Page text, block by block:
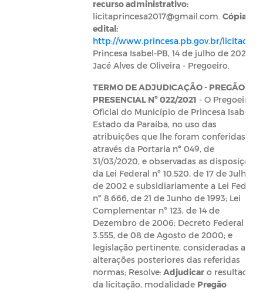
recurso administrativo:
licitaprincesa2017@gmail.com. Cópia do
edital:
http://www.princesa.pb.gov.br/licitacoes
Princesa Isabel-PB, 14 de julho de 2021.
Jacé Alves de Oliveira - Pregoeiro.
TERMO DE ADJUDICAÇÃO - PREGÃO
PRESENCIAL Nº 022/2021 - O Pregoeiro
Oficial do Município de Princesa Isabel,
Estado da Paraíba, no uso das
atribuições que lhe foram conferidas
através da Portaria nº 049, de
31/03/2020, e observadas as disposições
da Lei Federal nº 10.520, de 17 de Julho
de 2002 e subsidiariamente a Lei Federal
nº 8.666, de 21 de Junho de 1993; Lei
Complementar nº 123, de 14 de
Dezembro de 2006; Decreto Federal nº
3.555, de 08 de Agosto de 2000; e
legislação pertinente, consideradas as
alterações posteriores das referidas
normas; Resolve:Adjudicaro resultado
da licitação, modalidade Pregão